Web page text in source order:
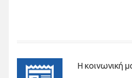
Η κοινωνική